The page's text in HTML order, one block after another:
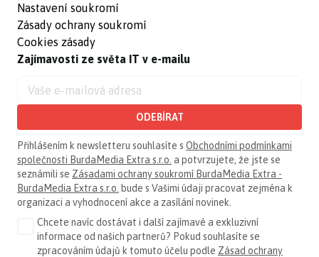
Nastavení soukromí
Zásady ochrany soukromí
Cookies zásady
Zajímavosti ze světa IT v e-mailu
ODEBÍRAT
Přihlášením k newsletteru souhlasíte s Obchodními podmínkami
společnosti BurdaMedia Extra s.r.o. a potvrzujete, že jste se
seznámili se Zásadami ochrany soukromí BurdaMedia Extra -
BurdaMedia Extra s.r.o. bude s Vašimi údaji pracovat zejména k
organizaci a vyhodnocení akce a zasílání novinek.
Chcete navíc dostávat i další zajímavé a exkluzivní
informace od našich partnerů? Pokud souhlasíte se
zpracováním údajů k tomuto účelu podle Zásad ochrany